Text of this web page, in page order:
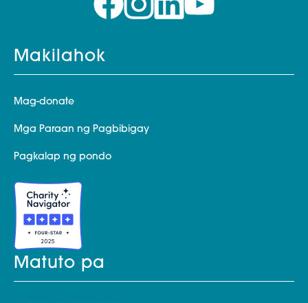
Makilahok
Mag-donate
Mga Paraan ng Pagbibigay
Pagkalap ng pondo
Matuto pa